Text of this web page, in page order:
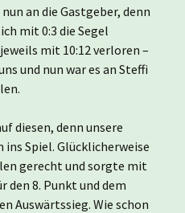
an die Gastgeber, denn
mit 0:3 die Segel
mit 10:12 verloren –
und nun war es an Steffi
diesen, denn unsere
Spiel. Glücklicherweise
gerecht und sorgte mit
den 8. Punkt und dem
Auswärtssieg. Wie schon